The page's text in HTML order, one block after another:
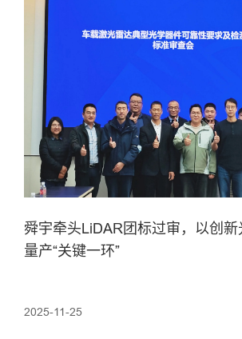
舜宇牵头LiDAR团标过审，以创
量产“关键一环”
2025-11-25